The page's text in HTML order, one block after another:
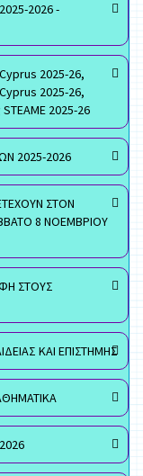
2026 -
2025-26,
2025-26,
2025-26
2025-2026
ΣΤΟΝ
8 ΝΟΕΜΒΡΙΟΥ
ΣΤΟΥΣ
ΚΑΙ ΕΠΙΣΤΗΜΗΣ